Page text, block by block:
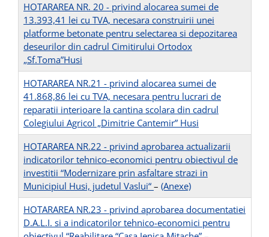
HOTARAREA NR. 20 - privind alocarea sumei de
13.393,41 lei cu TVA, necesara construirii unei
platforme betonate pentru selectarea si depozitarea
deseurilor din cadrul Cimitirului Ortodox
„Sf.Toma”Husi
HOTARAREA NR.21 - privind alocarea sumei de
41.868,86 lei cu TVA, necesara pentru lucrari de
reparatii interioare la cantina scolara din cadrul
Colegiului Agricol „Dimitrie Cantemir” Husi
HOTARAREA NR.22 - privind aprobarea actualizarii
indicatorilor tehnico-economici pentru obiectivul de
investitii “Modernizare prin asfaltare strazi in
Municipiul Husi, judetul Vaslui“ – (Anexe)
HOTARAREA NR.23 - privind aprobarea documentatiei
D.A.L.I. si a indicatorilor tehnico-economici pentru